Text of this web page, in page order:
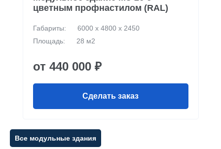
цветным профнастилом (RAL)
Габариты:
6000 х 4800 х 2450
Площадь:
28 м2
от 440 000 ₽
Сделать заказ
Все модульные здания